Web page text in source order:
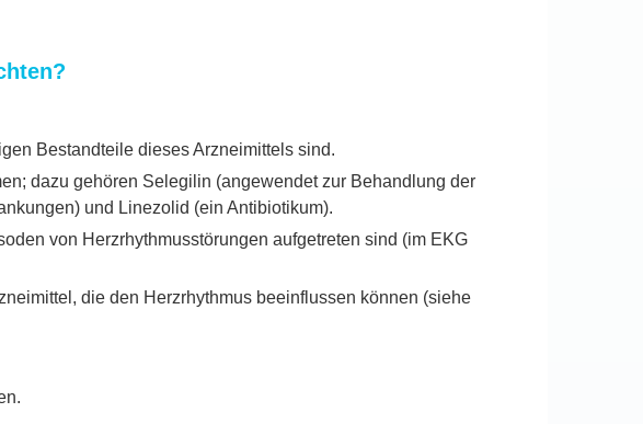
Bestandteile dieses Arzneimittels sind.
dazu gehören Selegilin (angewendet zur Behandlung der
und Linezolid (ein Antibiotikum).
von Herzrhythmusstörungen aufgetreten sind (im EKG
die den Herzrhythmus beeinflussen können (siehe